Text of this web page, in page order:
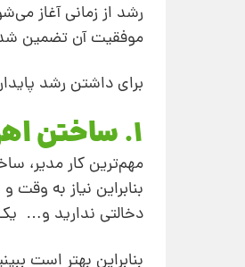
رشد از زمانی آغاز
موفقیت آن تضمین
برای داشتن رشد
1. ساختن اهرم‌های زیاد
مهم‌ترین کار مدیر،
بنابراین نیاز به وقت
دخالتی ندارید و…
بنابراین بهتر است